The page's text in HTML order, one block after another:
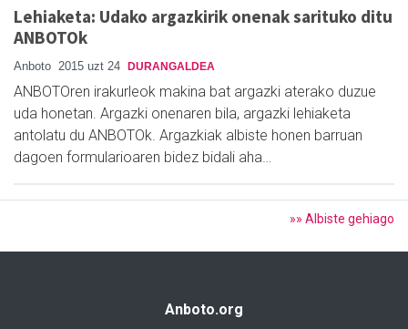
Lehiaketa: Udako argazkirik onenak sarituko ditu
ANBOTOk
Anboto 2015 uzt 24 DURANGALDEA
ANBOTOren irakurleok makina bat argazki aterako duzue
uda honetan. Argazki onenaren bila, argazki lehiaketa
antolatu du ANBOTOk. Argazkiak albiste honen barruan
dagoen formularioaren bidez bidali aha…
»» Albiste gehiago
Anboto.org